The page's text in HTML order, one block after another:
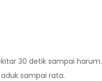
30 detik sampai harum.
sampai rata.